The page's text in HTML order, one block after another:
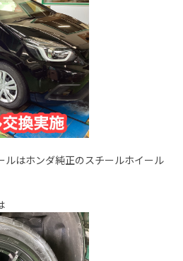
ルはホンダ純正のスチールホイール